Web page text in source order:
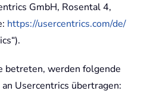
GmbH, Rosental 4,
https://usercentrics.com/de/
betreten, werden folgende
Usercentrics übertragen: